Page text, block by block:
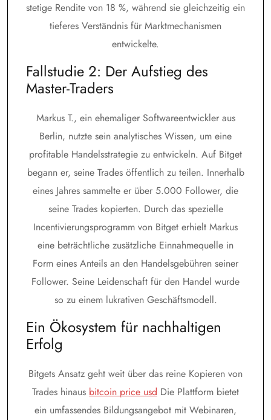
stetige Rendite von 18 %, während sie gleichzeitig ein
tieferes Verständnis für Marktmechanismen
entwickelte.
Fallstudie 2: Der Aufstieg des
Master-Traders
Markus T., ein ehemaliger Softwareentwickler aus
Berlin, nutzte sein analytisches Wissen, um eine
profitable Handelsstrategie zu entwickeln. Auf Bitget
begann er, seine Trades öffentlich zu teilen. Innerhalb
eines Jahres sammelte er über 5.000 Follower, die
seine Trades kopierten. Durch das spezielle
Incentivierungsprogramm von Bitget erhielt Markus
eine beträchtliche zusätzliche Einnahmequelle in
Form eines Anteils an den Handelsgebühren seiner
Follower. Seine Leidenschaft für den Handel wurde
so zu einem lukrativen Geschäftsmodell.
Ein Ökosystem für nachhaltigen
Erfolg
Bitgets Ansatz geht weit über das reine Kopieren von
Trades hinaus bitcoin price usd Die Plattform bietet
ein umfassendes Bildungsangebot mit Webinaren,